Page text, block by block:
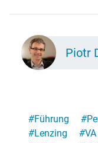
Piotr
#Führung #
#Lenzing #